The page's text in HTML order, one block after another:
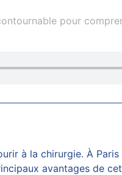
pour
à la chirurgie. À Paris
avantages de